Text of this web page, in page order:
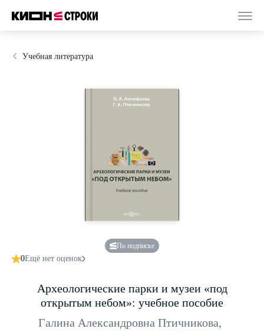
Учебная литература
По подписке
0Ещё нет оценок
Археологические парки и музеи «под
открытым небом»: учебное пособие
Галина Александровна Птичникова,